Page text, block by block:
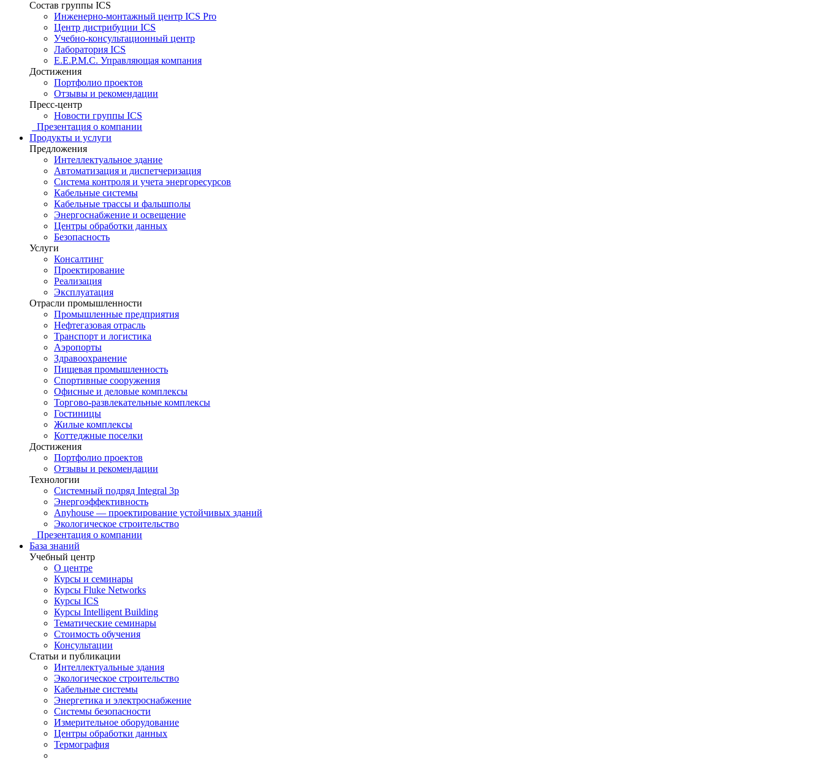
Состав группы ICS
Инженерно-монтажный центр ICS Pro
Центр дистрибуции ICS
Учебно-консультационный центр
Лаборатория ICS
E.E.P.M.C. Управляющая компания
Достижения
Портфолио проектов
Отзывы и рекомендации
Пресс-центр
Новости группы ICS
Презентация о компании
Продукты и услуги
Предложения
Интеллектуальное здание
Автоматизация и диспетчеризация
Система контроля и учета энергоресурсов
Кабельные системы
Кабельные трассы и фальшполы
Энергоснабжение и освещение
Центры обработки данных
Безопасность
Услуги
Консалтинг
Проектирование
Реализация
Эксплуатация
Отрасли промышленности
Промышленные предприятия
Нефтегазовая отрасль
Транспорт и логистика
Аэропорты
Здравоохранение
Пищевая промышленность
Спортивные сооружения
Офисные и деловые комплексы
Торгово-развлекательные комплексы
Гостиницы
Жилые комплексы
Коттеджные поселки
Достижения
Портфолио проектов
Отзывы и рекомендации
Технологии
Системный подряд Integral 3p
Энергоэффективность
Anyhouse — проектирование устойчивых зданий
Экологическое строительство
Презентация о компании
База знаний
Учебный центр
О центре
Курсы и семинары
Курсы Fluke Networks
Курсы ICS
Курсы Intelligent Building
Тематические семинары
Стоимость обучения
Консультации
Статьи и публикации
Интеллектуальные здания
Экологическое строительство
Кабельные системы
Энергетика и электроснабжение
Системы безопасности
Измерительное оборудование
Центры обработки данных
Термография